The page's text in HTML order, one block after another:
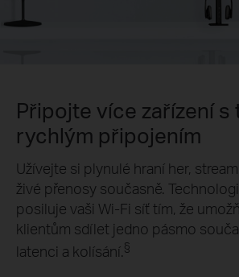
Připojte více zařízení s
rychlým připojením
Užívejte si plynulé hraní her,
živé přenosy současně.
posiluje vaši Wi-Fi síť tím, že
klientům sdílet jedno pásmo
latenci a kolísání.§